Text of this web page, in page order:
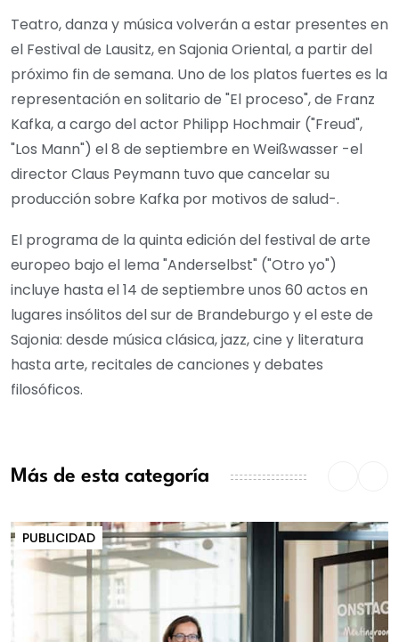
Teatro, danza y música volverán a estar presentes en
el Festival de Lausitz, en Sajonia Oriental, a partir del
próximo fin de semana. Uno de los platos fuertes es la
representación en solitario de "El proceso", de Franz
Kafka, a cargo del actor Philipp Hochmair ("Freud",
"Los Mann") el 8 de septiembre en Weißwasser -el
director Claus Peymann tuvo que cancelar su
producción sobre Kafka por motivos de salud-.
El programa de la quinta edición del festival de arte
europeo bajo el lema "Anderselbst" ("Otro yo")
incluye hasta el 14 de septiembre unos 60 actos en
lugares insólitos del sur de Brandeburgo y el este de
Sajonia: desde música clásica, jazz, cine y literatura
hasta arte, recitales de canciones y debates
filosóficos.
Más de esta categoría
PUBLICIDAD